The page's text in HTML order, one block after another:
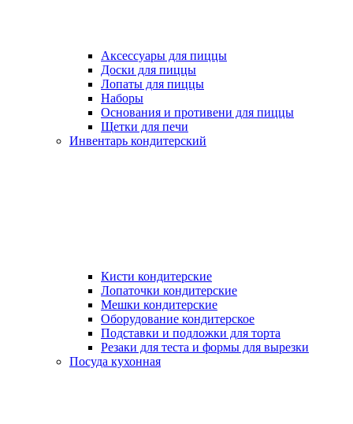
Аксессуары для пиццы
Доски для пиццы
Лопаты для пиццы
Наборы
Основания и противени для пиццы
Щетки для печи
Инвентарь кондитерский
Кисти кондитерские
Лопаточки кондитерские
Мешки кондитерские
Оборудование кондитерское
Подставки и подложки для торта
Резаки для теста и формы для вырезки
Посуда кухонная